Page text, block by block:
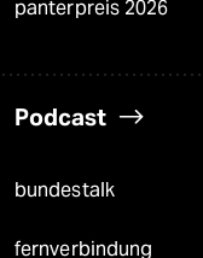
panterpreis 2026
Podcast
bundestalk
fernverbindung